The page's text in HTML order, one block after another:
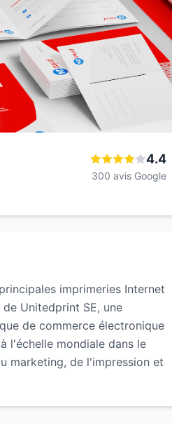
4.4
300 avis Google
imprimeries Internet
Unitedprint SE, une
de commerce électronique
l'échelle mondiale dans le
marketing, de l'impression et